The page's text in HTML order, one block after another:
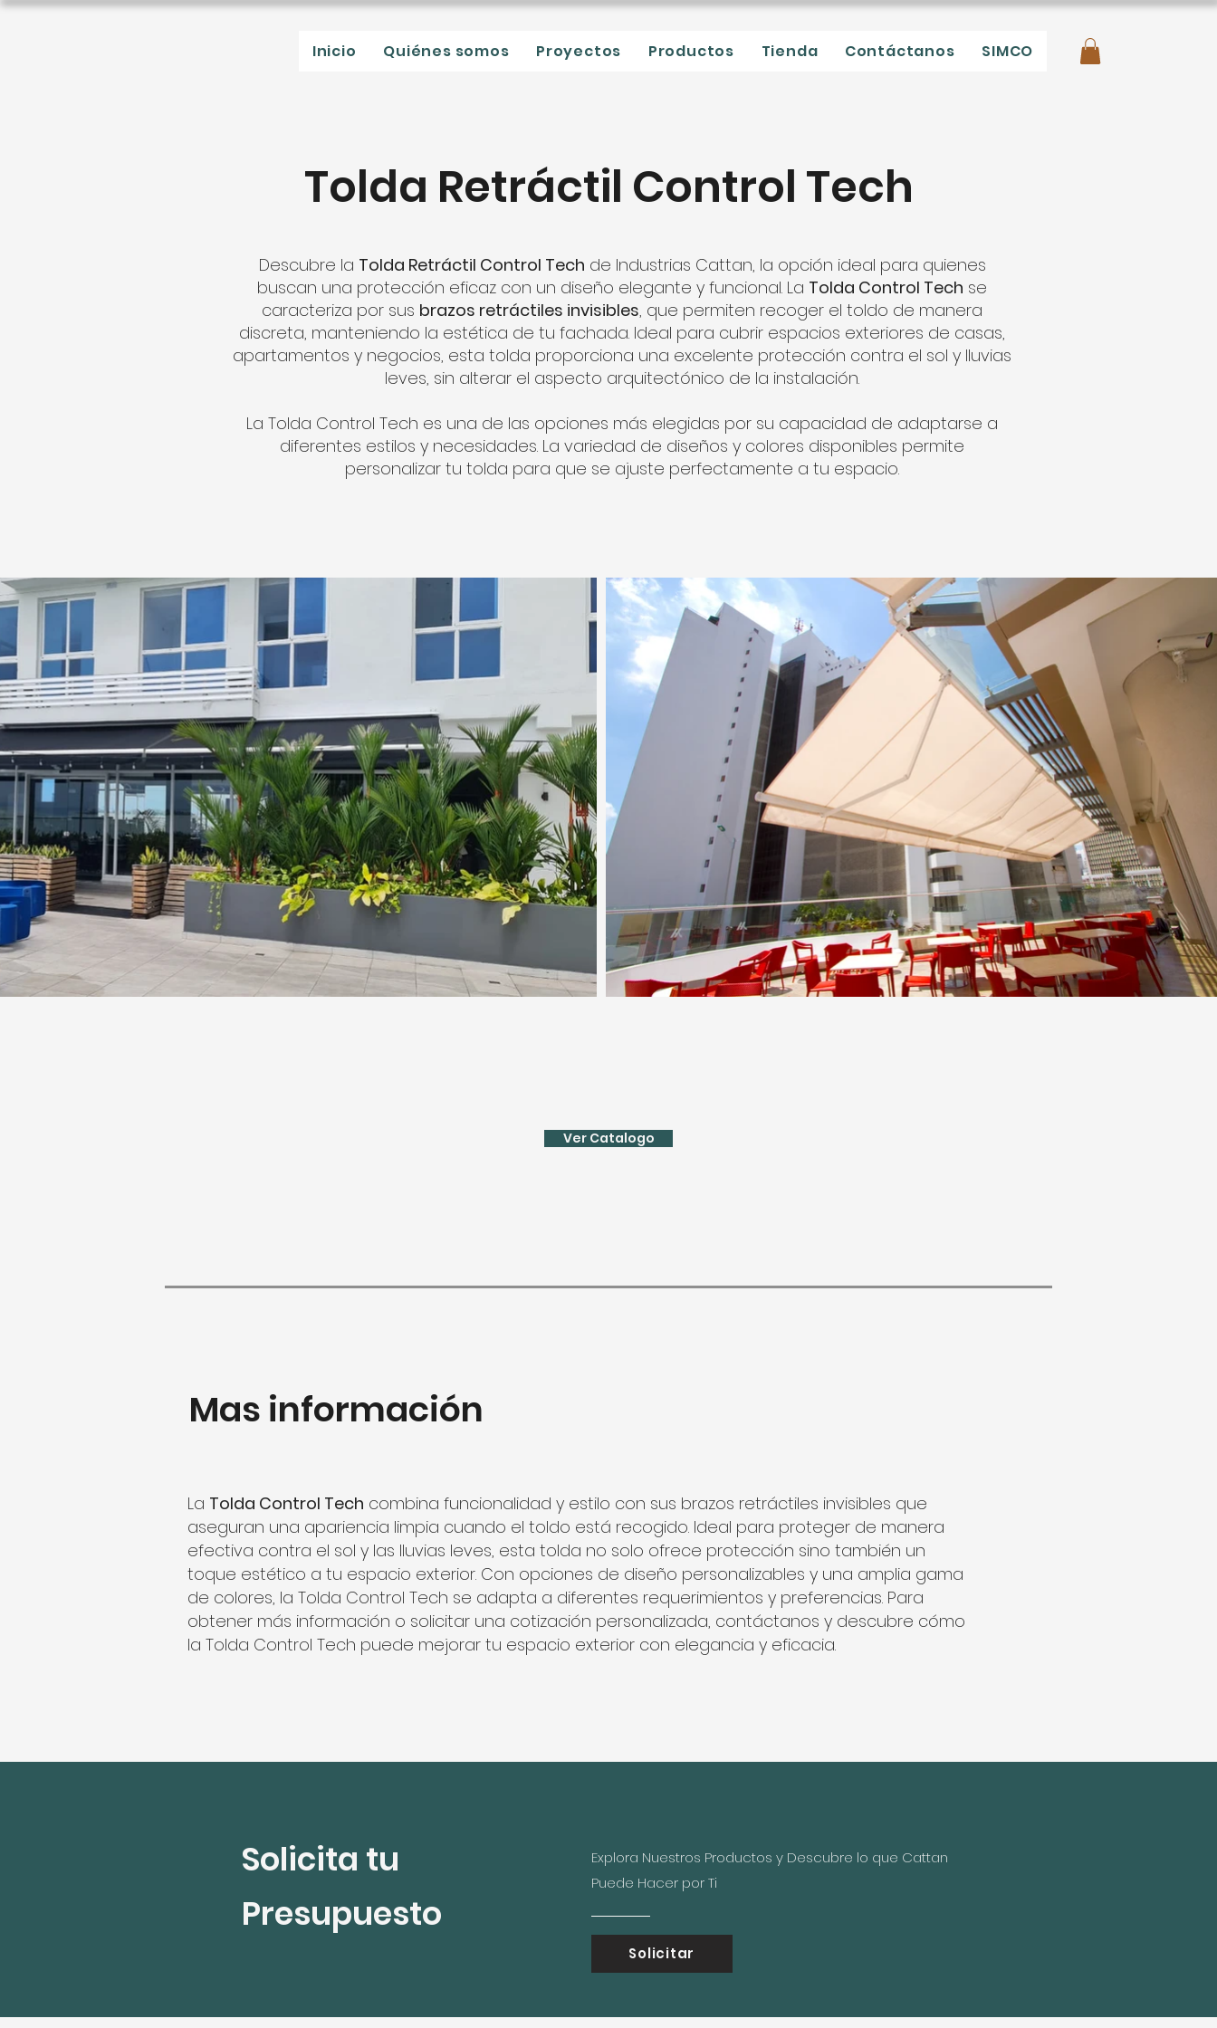
Inicio Quiénes somos Proyectos Productos Tienda Contáctanos SIMCO
Tolda Retráctil Control Tech
Descubre la Tolda Retráctil Control Tech de Industrias Cattan, la opción ideal para quienes
buscan una protección eficaz con un diseño elegante y funcional. La Tolda Control Tech se
caracteriza por sus brazos retráctiles invisibles, que permiten recoger el toldo de manera
discreta, manteniendo la estética de tu fachada. Ideal para cubrir espacios exteriores de casas,
apartamentos y negocios, esta tolda proporciona una excelente protección contra el sol y lluvias
leves, sin alterar el aspecto arquitectónico de la instalación.
La Tolda Control Tech es una de las opciones más elegidas por su capacidad de adaptarse a
diferentes estilos y necesidades. La variedad de diseños y colores disponibles permite
personalizar tu tolda para que se ajuste perfectamente a tu espacio.
Ver Catalogo
Mas información
La Tolda Control Tech combina funcionalidad y estilo con sus brazos retráctiles invisibles que
aseguran una apariencia limpia cuando el toldo está recogido. Ideal para proteger de manera
efectiva contra el sol y las lluvias leves, esta tolda no solo ofrece protección sino también un
toque estético a tu espacio exterior. Con opciones de diseño personalizables y una amplia gama
de colores, la Tolda Control Tech se adapta a diferentes requerimientos y preferencias. Para
obtener más información o solicitar una cotización personalizada, contáctanos y descubre cómo
la Tolda Control Tech puede mejorar tu espacio exterior con elegancia y eficacia.
Solicita tu
Presupuesto
Explora Nuestros Productos y Descubre lo que Cattan
Puede Hacer por Ti
Solicitar